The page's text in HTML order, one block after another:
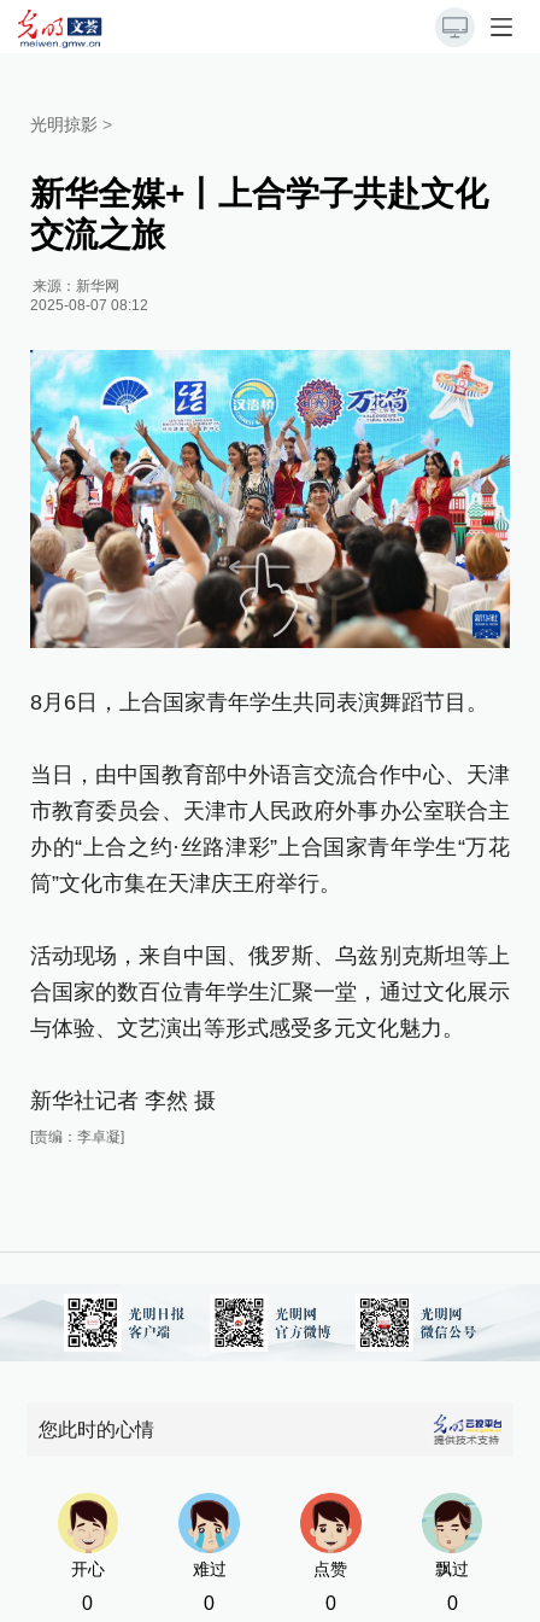
光明掠影 >
新华全媒+丨上合学子共赴文化
交流之旅
来源： 新华网
2025-08-07 08:12
8月6日，上合国家青年学生共同表演舞蹈节目。
当日，由中国教育部中外语言交流合作中心、天津
市教育委员会、天津市人民政府外事办公室联合主
办的“上合之约·丝路津彩”上合国家青年学生“万花
筒”文化市集在天津庆王府举行。
活动现场，来自中国、俄罗斯、乌兹别克斯坦等上
合国家的数百位青年学生汇聚一堂，通过文化展示
与体验、文艺演出等形式感受多元文化魅力。
新华社记者 李然 摄
[责编：李卓凝]
您此时的心情
开心
0
难过
0
点赞
0
飘过
0